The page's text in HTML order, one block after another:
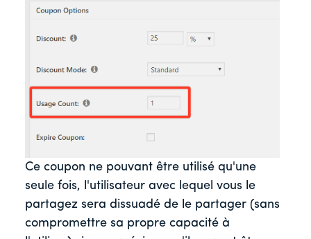
Ce coupon ne pouvant être utilisé qu'une
seule fois, l'utilisateur avec lequel vous le
partagez sera dissuadé de le partager (sans
compromettre sa propre capacité à